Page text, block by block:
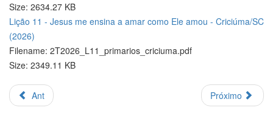
Size: 2634.27 KB
Lição 11 - Jesus me ensina a amar como Ele amou - Criciúma/SC
(2026)
Filename: 2T2026_L11_primarios_criciuma.pdf
Size: 2349.11 KB
Ant Próximo